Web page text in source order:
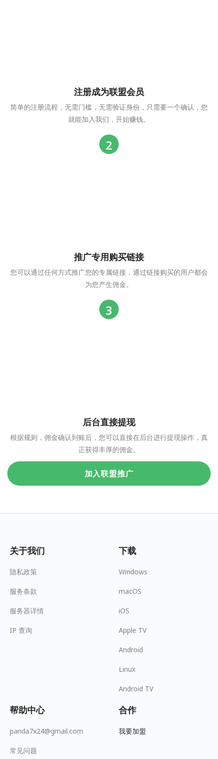
注册成为联盟会员
简单的注册流程，无需门槛，无需验证身份，只需要一个确认，您
就能加入我们，开始赚钱。
推广专用购买链接
您可以通过任何方式推广您的专属链接，通过链接购买的用户都会
为您产生佣金。
后台直接提现
根据规则，佣金确认到账后，您可以直接在后台进行提现操作，真
正获得丰厚的佣金。
加入联盟推广
关于我们
隐私政策
服务条款
服务器详情
IP 查询
下载
Windows
macOS
iOS
Apple TV
Android
Linux
Android TV
帮助中心
panda7x24@gmail.com
常见问题
合作
我要加盟